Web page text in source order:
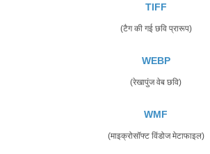
TIFF
(टैग की गई छवि प्रारूप)
WEBP
(रेखापुंज वेब छवि)
WMF
(माइक्रोसॉफ्ट विंडोज मेटाफाइल)